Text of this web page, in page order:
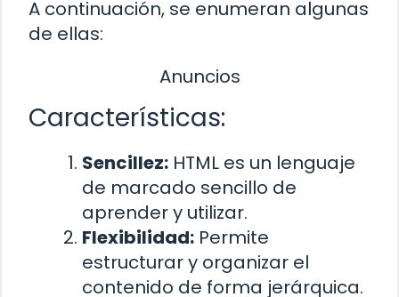
A continuación, se enumeran algunas
de ellas:
Anuncios
Características:
Sencillez: HTML es un lenguaje
de marcado sencillo de
aprender y utilizar.
Flexibilidad: Permite
estructurar y organizar el
contenido de forma jerárquica.